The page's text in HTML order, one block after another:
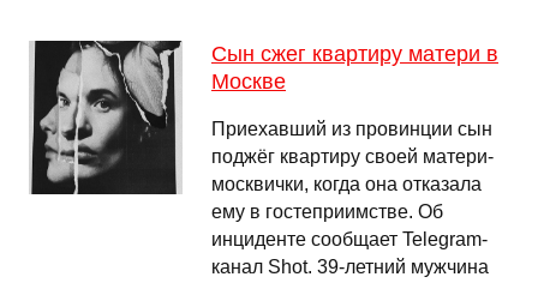
Сын сжег квартиру матери в
Москве
Приехавший из провинции сын
поджёг квартиру своей матери-
москвички, когда она отказала
ему в гостеприимстве. Об
инциденте сообщает Telegram-
канал Shot. 39-летний мужчина